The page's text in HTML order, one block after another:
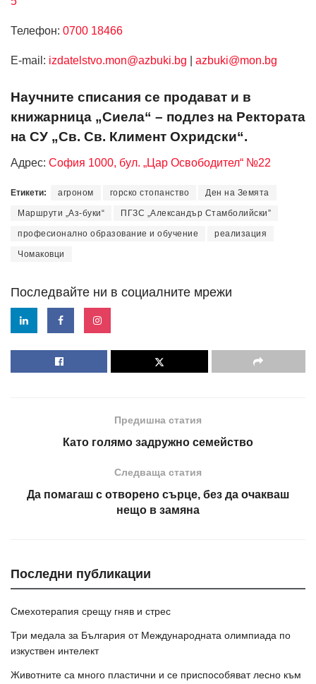
Телефон: 0700 18466
Е-mail: izdatelstvo.mon@azbuki.bg azbuki@mon.bg
Научните списания се продават и в
книжарница „Сиела“ – подлез на Ректората
на СУ „Св. Св. Климент Охридски“.
Адрес: София 1000, бул. „Цар Освободител“ №22
Етикети: агроном горско стопанство Ден на Земята
Маршрути „Аз-буки“ ПГЗС „Александър Стамболийски”
професионално образование и обучение реализация
Чомаковци
Последвайте ни в социалните мрежи
Предишна статия
Като голямо задружно семейство
Следваща статия
Да помагаш с отворено сърце, без да очакваш
нещо в замяна
Последни публикации
Смехотерапия срещу гняв и стрес
Три медала за България от Международната олимпиада по
изкуствен интелект
Животните са много пластични и се приспособяват лесно към